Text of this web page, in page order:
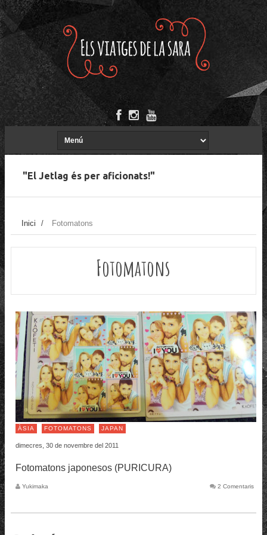
"El Jetlag és per aficionats!"
Inici / Fotomatons
Fotomatons
ÀSIA FOTOMATONS JAPAN
dimecres, 30 de novembre del 2011
Fotomatons japonesos (PURICURA)
Yukimaka 2 Comentaris